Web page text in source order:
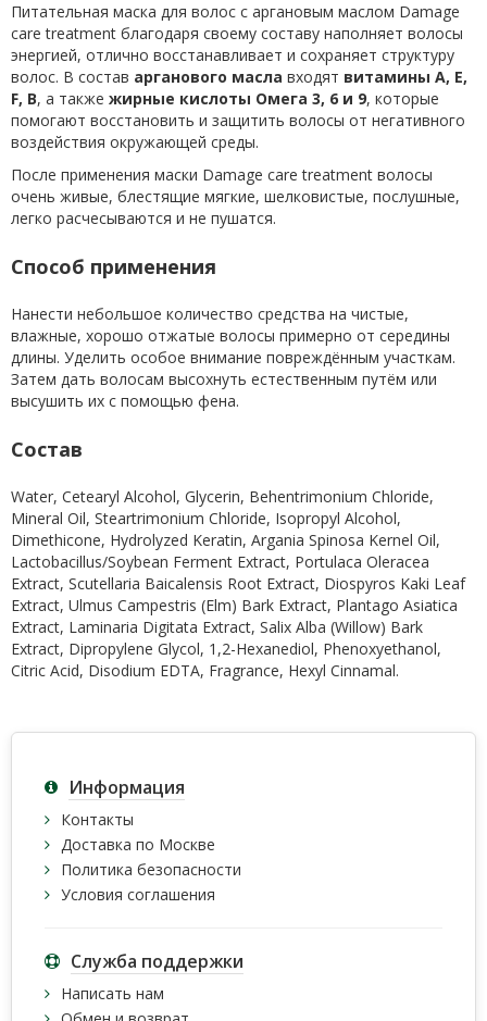
Питательная маска для волос с аргановым маслом Damage
care treatment благодаря своему составу наполняет волосы
энергией, отлично восстанавливает и сохраняет структуру
волос. В состав арганового масла входят витамины А, Е,
F, В, а также жирные кислоты Омега 3, 6 и 9, которые
помогают восстановить и защитить волосы от негативного
воздействия окружающей среды.
После применения маски Damage care treatment волосы
очень живые, блестящие мягкие, шелковистые, послушные,
легко расчесываются и не пушатся.
Способ применения
Нанести небольшое количество средства на чистые,
влажные, хорошо отжатые волосы примерно от середины
длины. Уделить особое внимание повреждённым участкам.
Затем дать волосам высохнуть естественным путём или
высушить их с помощью фена.
Состав
Water, Cetearyl Alcohol, Glycerin, Behentrimonium Chloride,
Mineral Oil, Steartrimonium Chloride, Isopropyl Alcohol,
Dimethicone, Hydrolyzed Keratin, Argania Spinosa Kernel Oil,
Lactobacillus/Soybean Ferment Extract, Portulaca Oleracea
Extract, Scutellaria Baicalensis Root Extract, Diospyros Kaki Leaf
Extract, Ulmus Campestris (Elm) Bark Extract, Plantago Asiatica
Extract, Laminaria Digitata Extract, Salix Alba (Willow) Bark
Extract, Dipropylene Glycol, 1,2-Hexanediol, Phenoxyethanol,
Citric Acid, Disodium EDTA, Fragrance, Hexyl Cinnamal.
Информация
Контакты
Доставка по Москве
Политика безопасности
Условия соглашения
Служба поддержки
Написать нам